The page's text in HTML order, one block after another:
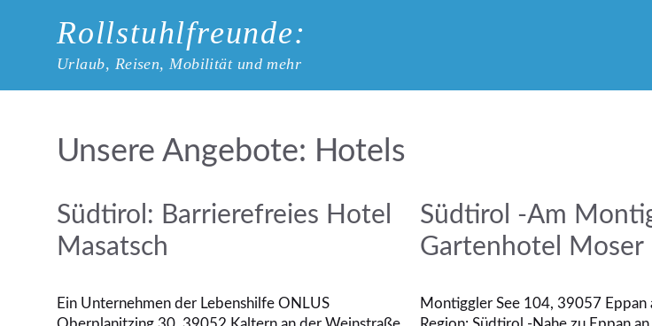
Rollstuhlfreunde:
Urlaub, Reisen, Mobilität und mehr
Hotels
Südtirol: Barrierefreies Hotel
Masatsch
Ein Unternehmen der Lebenshilfe ONLUS
Südtirol -Am
Gartenhotel Moser
Montiggler See 104, 39057 Eppan